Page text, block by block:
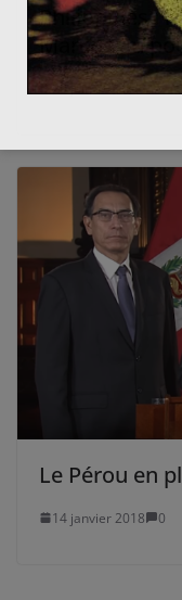
Philippines :
Marcos au
29 juin 2022
Le Pérou en
14 janvier 2018 0